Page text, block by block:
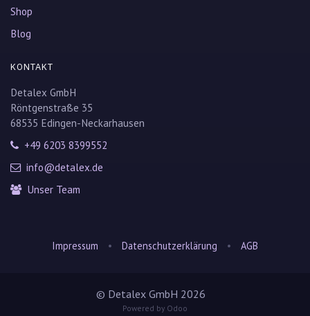
Shop
Blog
KONTAKT
Detalex GmbH
Röntgenstraße 35
68535 Edingen-Neckarhausen
+49 6203 8399552
info@detalex.de
Unser Team
Impressum • Datenschutzerklärung • AGB
© Detalex GmbH 2026